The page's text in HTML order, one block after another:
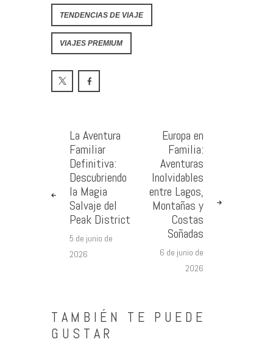
TENDENCIAS DE VIAJE
VIAJES PREMIUM
La Aventura
Familiar
Definitiva:
Descubriendo
la Magia
Salvaje del
Peak District
5 de junio de
2026
Europa en
Familia:
Aventuras
Inolvidables
entre Lagos,
Montañas y
Costas
Soñadas
6 de junio de
2026
TAMBIÉN TE PUEDE
GUSTAR